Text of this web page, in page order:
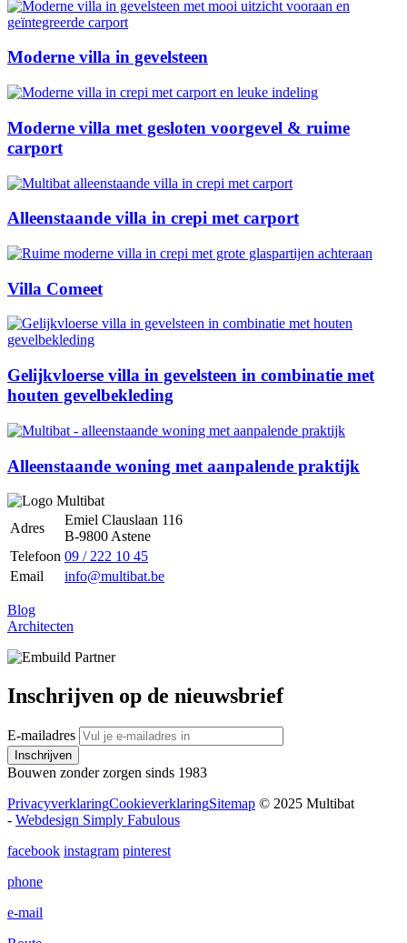
Moderne villa in gevelsteen
Moderne villa met gesloten voorgevel & ruime
carport
Alleenstaande villa in crepi met carport
Villa Comeet
Gelijkvloerse villa in gevelsteen in combinatie met
houten gevelbekleding
Alleenstaande woning met aanpalende praktijk
Adres
Emiel Clauslaan 116
B-9800 Astene
Telefoon 09 / 222 10 45
Email
info@multibat.be
Blog
Architecten
Inschrijven op de nieuwsbrief
E-mailadres
Inschrijven
Bouwen zonder zorgen sinds 1983
PrivacyverklaringCookieverklaringSitemap © 2025 Multibat
- Webdesign Simply Fabulous
facebook instagram pinterest
phone
e-mail